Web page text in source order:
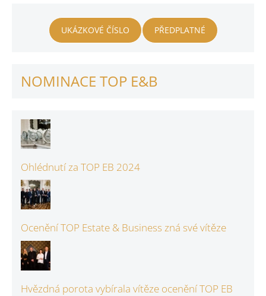
UKÁZKOVÉ ČÍSLO PŘEDPLATNÉ
NOMINACE TOP E&B
Ohlédnutí za TOP EB 2024
Ocenění TOP Estate & Business zná své vítěze
Hvězdná porota vybírala vítěze ocenění TOP EB